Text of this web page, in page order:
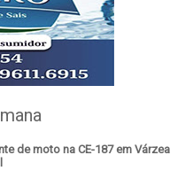
de moto na CE-187 em Várzea